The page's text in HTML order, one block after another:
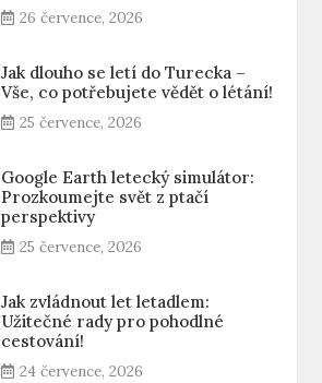
26 července, 2026
Jak dlouho se letí do Turecka –
Vše, co potřebujete vědět o létání!
25 července, 2026
Google Earth letecký simulátor:
Prozkoumejte svět z ptačí
perspektivy
25 července, 2026
Jak zvládnout let letadlem:
Užitečné rady pro pohodlné
cestování!
24 července, 2026